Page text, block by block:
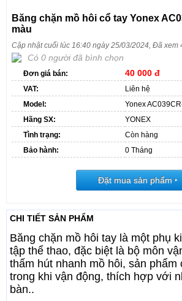
Băng chặn mồ hôi cổ tay Yonex
màu
Cập nhật cuối lúc 16:40 ngày 25/03/2024, Đã xem
Có 0 người đã bình chọn
Đơn giá bán: 40 000 đ
VAT:
Liên hệ
Model:
Yonex
Hãng SX:
YONEX
Tình trạng:
Còn hàng
Bảo hành:
0 Tháng
Đặt mua sản phẩm ‣
CHI TIẾT SẢN PHẨM
Băng chặn mồ hôi tay là một phụ
tập thể thao, đặc biệt là bộ môn
thấm hút nhanh mồ hôi, sản
trong khi vận động, thích hợp với
bàn..